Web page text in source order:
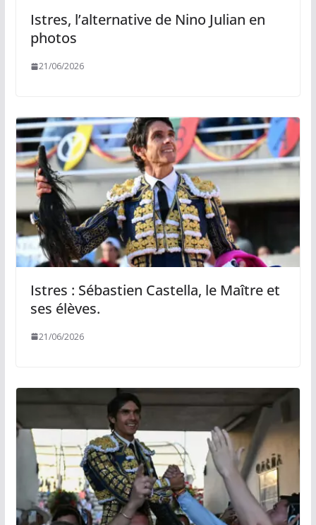
Istres, l’alternative de Nino Julian en
photos
21/06/2026
Istres : Sébastien Castella, le Maître et
ses élèves.
21/06/2026